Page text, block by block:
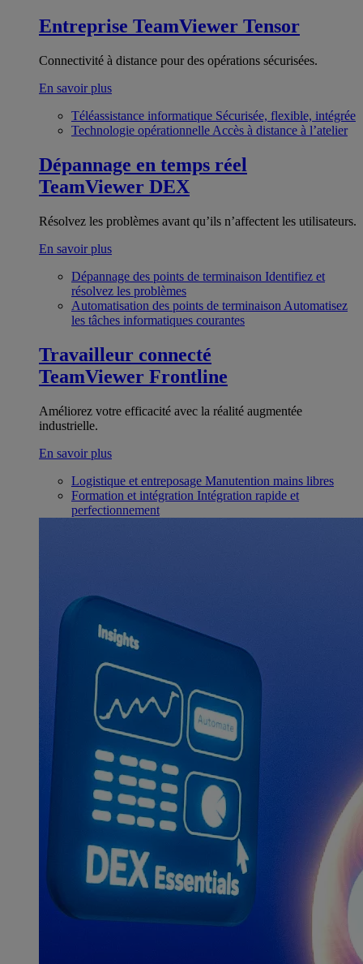
Entreprise TeamViewer Tensor
Connectivité à distance pour des opérations sécurisées.
En savoir plus
Téléassistance informatique Sécurisée, flexible, intégrée
Technologie opérationnelle Accès à distance à l’atelier
Dépannage en temps réel
TeamViewer DEX
Résolvez les problèmes avant qu’ils n’affectent les utilisateurs.
En savoir plus
Dépannage des points de terminaison Identifiez et
résolvez les problèmes
Automatisation des points de terminaison Automatisez
les tâches informatiques courantes
Travailleur connecté
TeamViewer Frontline
Améliorez votre efficacité avec la réalité augmentée
industrielle.
En savoir plus
Logistique et entreposage Manutention mains libres
Formation et intégration Intégration rapide et
perfectionnement